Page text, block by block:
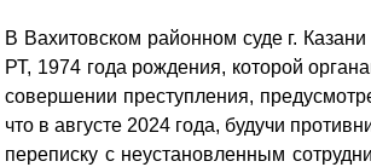
В Вахитовском районном суде г.
РТ, 1974 года рождения, которой
совершении преступления,
что в августе 2024 года, будучи
переписку с неустановленным